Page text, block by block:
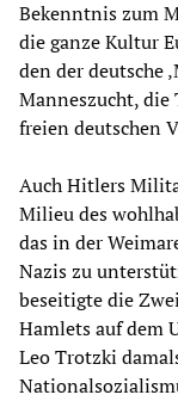
Bekenntnis zum
die ganze Kultur
den der deutsche
Manneszucht, die
freien deutschen
Auch Hitlers
Milieu des
das in der
Nazis zu
beseitigte die
Hamlets auf dem
Leo Trotzki